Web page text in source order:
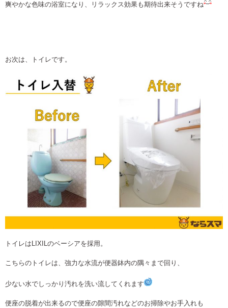
爽やかな色味の浴室になり、リラックス効果も期待出来そうですね
お次は、トイレです。
トイレはLIXILのベーシアを採用。
こちらのトイレは、強力な水流が便器鉢内の隅々まで回り、
少ない水でしっかり汚れを洗い流してくれます
便座の脱着が出来るので便座の隙間汚れなどのお掃除やお手入れも